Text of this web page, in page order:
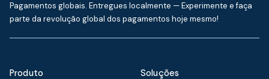
Pagamentos globais. Entregues localmente — Experimente e faça
parte da revolução global dos pagamentos hoje mesmo!
Produto Soluções